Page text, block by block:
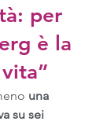
per
è la
una
su sei